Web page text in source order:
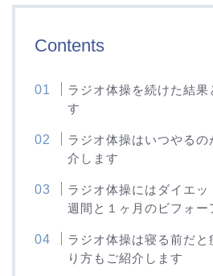
Contents
ラジオ体操を続けた結果
す
ラジオ体操はいつやる
介します
ラジオ体操にはダイエッ
週間と１ヶ月のビフォー
ラジオ体操は寝る前だ
り方もご紹介します